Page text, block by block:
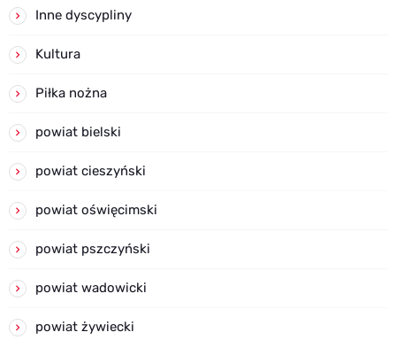
Inne dyscypliny
Kultura
Piłka nożna
powiat bielski
powiat cieszyński
powiat oświęcimski
powiat pszczyński
powiat wadowicki
powiat żywiecki